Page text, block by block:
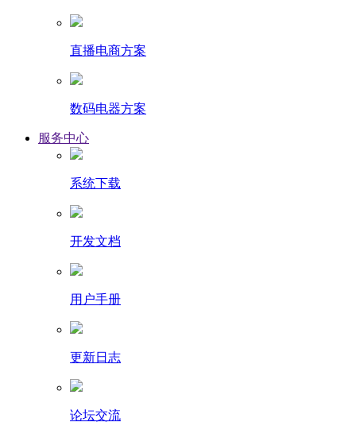
直播电商方案
数码电器方案
服务中心
系统下载
开发文档
用户手册
更新日志
论坛交流